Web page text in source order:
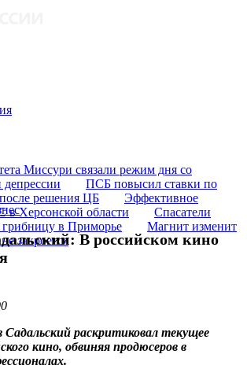
Миссури связали режим дня со
ПСБ повысил ставки по
решения ЦБ
Эффективное
в Херсонской области
Спасатели
в Приморье
Магнит изменит
закроется
В российском кино
раскритиковал текущее
кино, обвиняя продюсеров в